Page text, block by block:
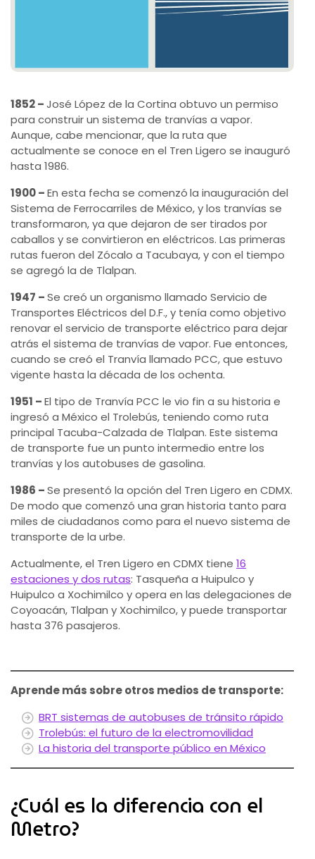
1852 –José López de la Cortina obtuvo un permiso
para construir un sistema de tranvías a vapor.
Aunque, cabe mencionar, que la ruta que
actualmente se conoce en el Tren Ligero se inauguró
hasta 1986.
1900 –En esta fecha se comenzóla inauguración del
Sistema de Ferrocarriles de México, y los tranvías se
transformaron, ya que dejaron de ser tirados por
caballos y se convirtieron en eléctricos. Las primeras
rutas fueron del Zócalo a Tacubaya, y con el tiempo
se agregó la de Tlalpan.
1947 –Se creó un organismo llamado Servicio de
Transportes Eléctricos del D.F., y tenía como objetivo
renovar el servicio de transporte eléctrico para dejar
atrás el sistema de tranvías de vapor. Fue entonces,
cuando se creó el Tranvía llamado PCC, que estuvo
vigente hasta la década de los ochenta.
1951 –El tipo de Tranvía PCC le vio fin a su historia e
ingresó a México el Trolebús, teniendo como ruta
principal Tacuba-Calzada de Tlalpan. Este sistema
de transporte fue un punto intermedio entre los
tranvías y los autobuses de gasolina.
1986 –Se presentó la opción del Tren Ligero en CDMX.
De modo que comenzó una gran historia tanto para
miles de ciudadanos como para el nuevo sistema de
transporte de la urbe.
Actualmente, el Tren Ligero en CDMX tiene 16
estaciones y dos rutas: Tasqueña a Huipulco y
Huipulco a Xochimilco y opera en las delegaciones de
Coyoacán, Tlalpan y Xochimilco, y puede transportar
hasta 376 pasajeros.
Aprende más sobre otros medios de transporte:
BRT sistemas de autobuses de tránsito rápido
Trolebús: el futuro de la electromovilidad
La historia del transporte público en México
¿Cuál es la diferencia con el
Metro?